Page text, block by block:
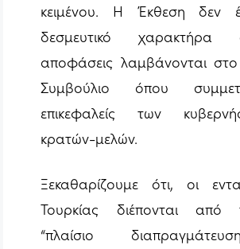
κειμένου. Η Έκθεση δεν
δεσμευτικό
αποφάσεις λαμβάνονται
Συμβούλιο όπου
επικεφαλείς των
κρατών-μελών.
Ξεκαθαρίζουμε ότι, οι
Τουρκίας διέπονται από
“πλαίσιο